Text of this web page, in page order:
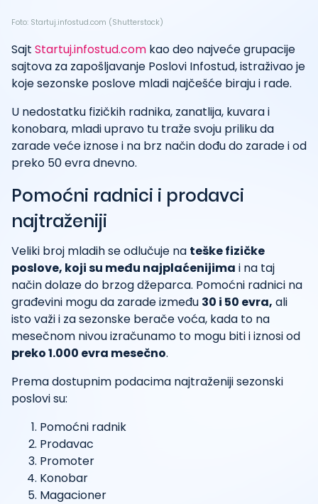
Foto: Startuj.infostud.com (Shutterstock)
Sajt Startuj.infostud.com kao deo najveće grupacije
sajtova za zapošljavanje Poslovi Infostud, istraživao je
koje sezonske poslove mladi najčešće biraju i rade.
U nedostatku fizičkih radnika, zanatlija, kuvara i
konobara, mladi upravo tu traže svoju priliku da
zarade veće iznose i na brz način dođu do zarade i od
preko 50 evra dnevno.
Pomoćni radnici i prodavci
najtraženiji
Veliki broj mladih se odlučuje na teške fizičke
poslove, koji su među najplaćenijima i na taj
način dolaze do brzog džeparca. Pomoćni radnici na
građevini mogu da zarade između 30 i 50 evra, ali
isto važi i za sezonske berače voća, kada to na
mesečnom nivou izračunamo to mogu biti i iznosi od
preko 1.000 evra mesečno.
Prema dostupnim podacima najtraženiji sezonski
poslovi su:
Pomoćni radnik
Prodavac
Promoter
Konobar
Magacioner